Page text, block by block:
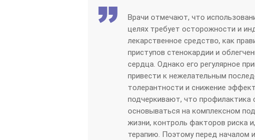
Врачи отмечают, что
целях требует осторожности и
лекарственное средство, как
приступов стенокардии и
сердца. Однако его регулярное
привести к нежелательным
толерантности и снижение
подчеркивают, что профилактика
основываться на комплексном
жизни, контроль факторов риска
терапию. Поэтому перед началом